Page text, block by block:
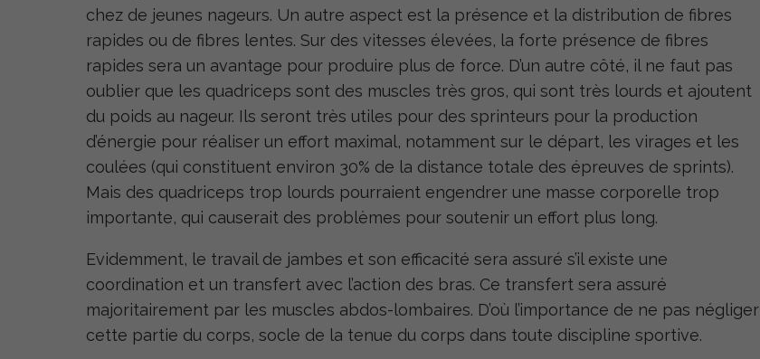
chez de jeunes nageurs. Un autre aspect est la présence et la distribution de fibres
rapides ou de fibres lentes. Sur des vitesses élevées, la forte présence de fibres
rapides sera un avantage pour produire plus de force. D’un autre côté, il ne faut pas
oublier que les quadriceps sont des muscles très gros, qui sont très lourds et ajoutent
du poids au nageur. Ils seront très utiles pour des sprinteurs pour la production
d’énergie pour réaliser un effort maximal, notamment sur le départ, les virages et les
coulées (qui constituent environ 30% de la distance totale des épreuves de sprints).
Mais des quadriceps trop lourds pourraient engendrer une masse corporelle trop
importante, qui causerait des problèmes pour soutenir un effort plus long.
Evidemment, le travail de jambes et son efficacité sera assuré s’il existe une
coordination et un transfert avec l’action des bras. Ce transfert sera assuré
majoritairement par les muscles abdos-lombaires. D’où l’importance de ne pas négliger
cette partie du corps, socle de la tenue du corps dans toute discipline sportive.